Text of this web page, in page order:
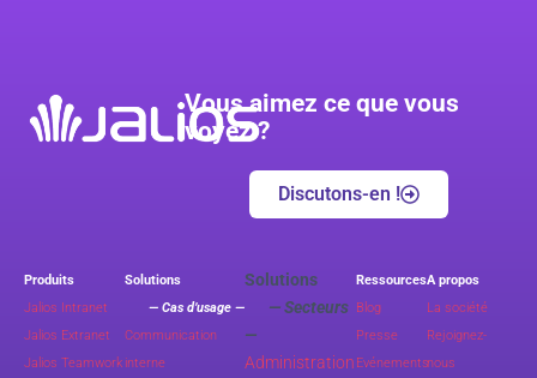
Vous aimez ce que vous
voyez ?
Discutons-en !
Produits
Jalios Intranet
Jalios Extranet
Jalios Teamwork
Solutions
— Cas d’usage —
Communication
interne
Solutions
— Secteurs
—
Administration
Ressources
Blog
Presse
Evénements
A propos
La société
Rejoignez-
nous